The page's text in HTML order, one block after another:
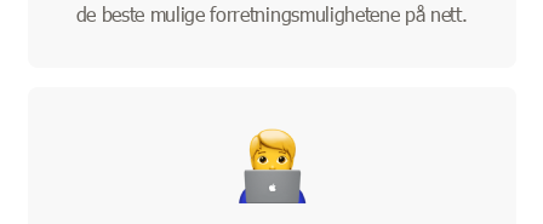
de beste mulige forretningsmulighetene på nett.